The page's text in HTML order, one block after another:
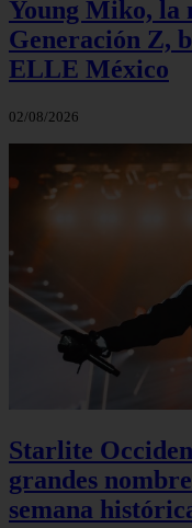
Young Miko, la
Generación Z,
ELLE México
02/08/2026
Starlite
grandes
semana